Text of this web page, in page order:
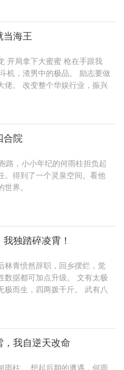
弟做起了正当生意，奖励善功
利院五百万，奖励善功5000
够用来兑换各种东西后，沈栋
志诚：一千万善款？你确定捐
李文彬：很难相信这个与孩子
大佬。 陆启昌：沈栋有慈善
...... 我是洪兴扛把子沈栋，一
变成了港岛最有名的大富豪和
当海王
开局拿下大蜜蜜 枪在手跟我
机，渣男中的极品。 励志要做
佬。 改变整个华娱行业，振兴
妍，刘师师，曾丽，高媛
合院
路，小小年纪的何雨柱担负起
。得到了一个灵泉空间。看他
界。
独踏碎凌霄！
林青愤然辞职，回乡摆烂，觉
数据都可加点升级。 文有太极
极而生，四两拨千斤。 武有八
流！ 被誉为术之尽头的炁体源
，化身成圣！ 八卦掌，形意
六功…… 当原本想回村摆烂的
终极形态的道路之时，才发
切大起大落，全部皆为昙花
，我自逆天改命
雨柱。 想起后期的遭遇，何雨